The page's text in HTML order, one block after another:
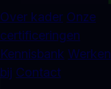
Over kader Onze
certificeringen
Kennisbank Werken
bij Contact